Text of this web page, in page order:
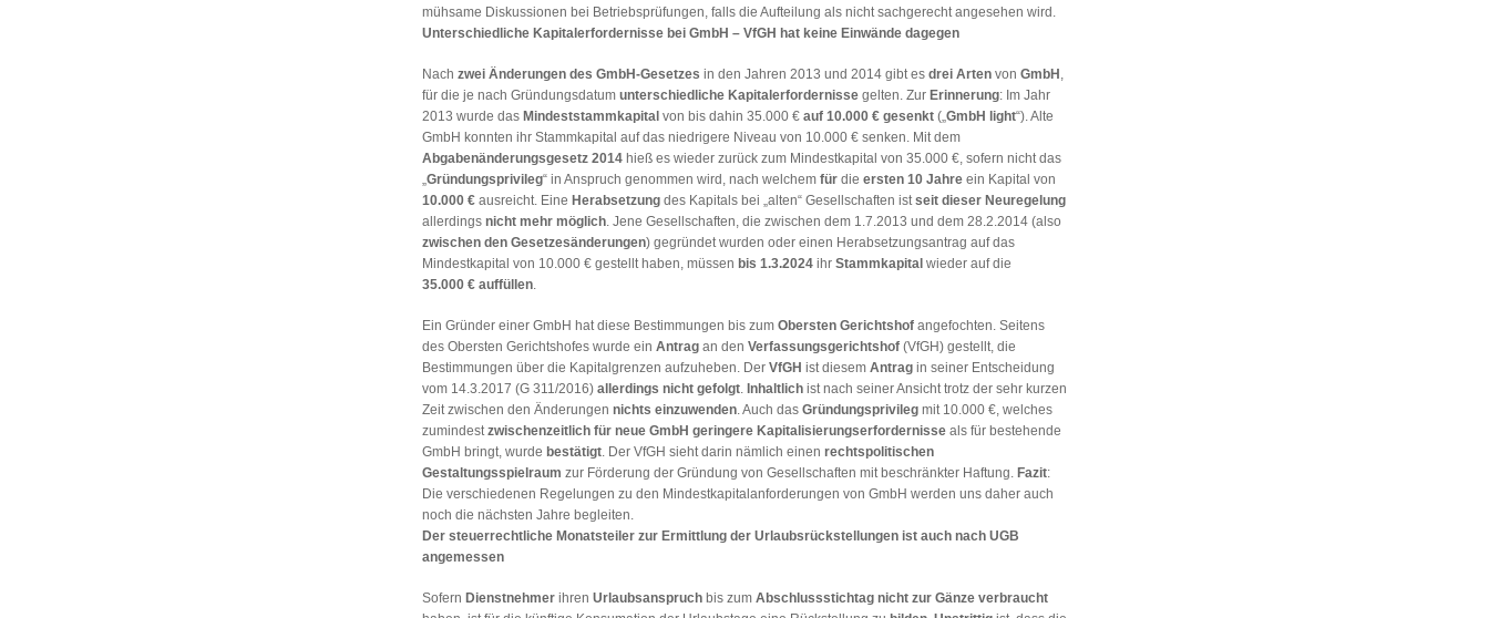
mühsame Diskussionen bei Betriebsprüfungen, falls die Aufteilung als nicht sachgerecht angesehen wird.
Unterschiedliche Kapitalerfordernisse bei GmbH – VfGH hat keine Einwände dagegen
Nach zwei Änderungen des GmbH-Gesetzes in den Jahren 2013 und 2014 gibt es drei Artenvon GmbH
für die je nach Gründungsdatum unterschiedliche Kapitalerfordernissegelten. Zur Erinnerung: Im Jahr
2013 wurde das Mindeststammkapitalvon bis dahin 35.000 € auf 10.000 € gesenkt(„ GmbH light“). Alte
GmbH konnten ihr Stammkapital auf das niedrigere Niveau von 10.000 € senken. Mit dem
Abgabenänderungsgesetz 2014hieß es wieder zurück zum Mindestkapital von 35.000 €, sofern nicht das
Gründungsprivileg“ in Anspruch genommen wird, nach welchem fürdie ersten 10 Jahreein Kapital von
10.000 €ausreicht. Eine Herabsetzungdes Kapitals bei „alten“ Gesellschaften ist seit dieser Neuregelung
allerdings nicht mehr möglich. Jene Gesellschaften, die zwischen dem 1.7.2013 und dem 28.2.2014 (also
zwischen den Gesetzesänderungen) gegründet wurden oder einen Herabsetzungsantrag auf das
Mindestkapital von 10.000 € gestellt haben, müssen bis 1.3.2024ihr Stammkapitalwieder auf die
35.000 € auffüllen.
Ein Gründer einer GmbH hat diese Bestimmungen bis zum Obersten Gerichtshofangefochten. Seitens
des Obersten Gerichtshofes wurde ein Antragan den Verfassungsgerichtshof(VfGH) gestellt, die
Bestimmungen über die Kapitalgrenzen aufzuheben. Der VfGH ist diesem Antragin seiner Entscheidung
vom 14.3.2017 (G 311/2016) allerdings nicht gefolgt. Inhaltlichist nach seiner Ansicht trotz der sehr kurzen
Zeit zwischen den Änderungen nichts einzuwenden. Auch das Gründungsprivilegmit 10.000 €, welches
zumindest zwischenzeitlich für neue GmbH geringere Kapitalisierungserfordernisseals für bestehende
GmbH bringt, wurde bestätigt. Der VfGH sieht darin nämlich einen rechtspolitischen
Gestaltungsspielraum zur Förderung der Gründung von Gesellschaften mit beschränkter Haftung. Fazit:
Die verschiedenen Regelungen zu den Mindestkapitalanforderungen von GmbH werden uns daher auch
noch die nächsten Jahre begleiten.
Der steuerrechtliche Monatsteiler zur Ermittlung der Urlaubsrückstellungen ist auch nach UGB
angemessen
Sofern Dienstnehmerihren Urlaubsanspruch bis zumAbschlussstichtag nicht zur Gänze verbraucht